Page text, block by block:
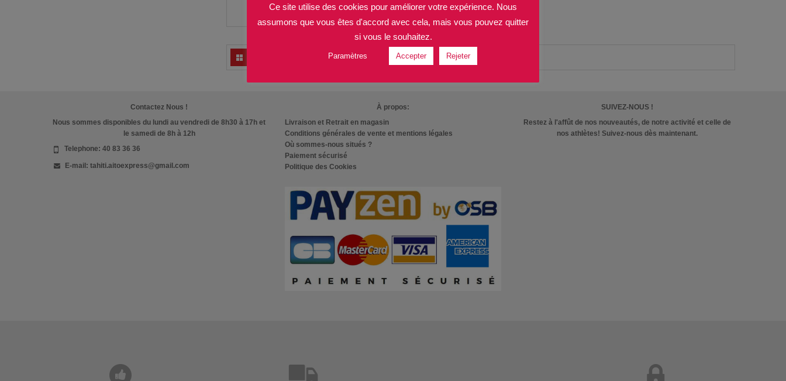
8900Fr
Trier par Date
Contactez Nous !
Nous sommes disponibles du lundi au vendredi de 8h30 à 17h et
le samedi de 8h à 12h
Telephone: 40 83 36 36
E-mail: tahiti.aitoexpress@gmail.com
À propos:
Livraison et Retrait en magasin
Conditions générales de vente et mentions légales
Où sommes-nous situés ?
Paiement sécurisé
Politique des Cookies
SUIVEZ-NOUS !
Restez à l'affût de nos nouveautés, de notre activité et celle de
nos athlètes! Suivez-nous dès maintenant.
Ce site utilise des cookies pour améliorer votre expérience. Nous
assumons que vous êtes d'accord avec cela, mais vous pouvez quitter
si vous le souhaitez.
Paramètres Accepter Rejeter